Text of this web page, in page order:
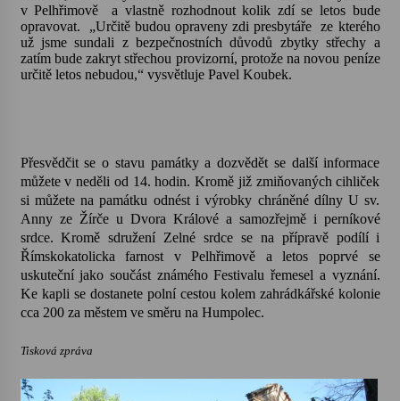
odkaz Josefa Čapka
13. 7. 2026
Varhanní recitál Michala Novenka v Klášteře
Želiv
30. 6. 2026
v Pelhřimově
a vlastně rozhodnout kolik zdí se letos bude
opravovat.
„Určitě budou opraveny zdi presbytáře
ze kterého
už jsme sundali z bezpečnostních důvodů zbytky střechy a
zatím bude zakryt střechou provizorní, protože na novou peníze
určitě letos nebudou,“ vysvětluje Pavel Koubek.
Přesvědčit se o stavu památky a dozvědět se další informace
můžete v neděli od 14. hodin. Kromě již zmiňovaných cihliček
si můžete na památku odnést i výrobky chráněné dílny U sv.
Anny ze Žírče u Dvora Králové a samozřejmě i perníkové
srdce. Kromě sdružení Zelné srdce se na přípravě podílí i
Římskokatolicka farnost v Pelhřimově a letos poprvé se
uskuteční jako součást známého Festivalu řemesel a vyznání.
Ke kapli se dostanete polní cestou kolem zahrádkářské kolonie
cca 200 za městem ve směru na Humpolec.
Tisková zpráva